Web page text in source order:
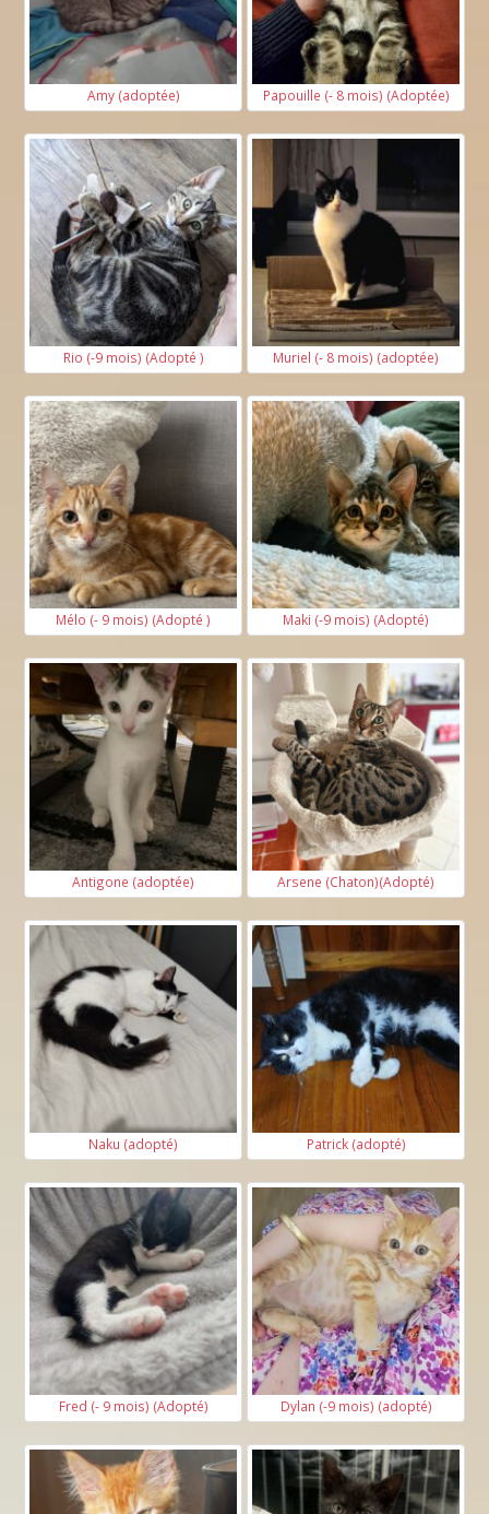
Amy (adoptée) Papouille (- 8 mois) (Adoptée)
Rio (-9 mois) (Adopté ) Muriel (- 8 mois) (adoptée)
Mélo (- 9 mois) (Adopté ) Maki (-9 mois) (Adopté)
Antigone (adoptée) Arsene (Chaton)(Adopté)
Naku (adopté) Patrick (adopté)
Fred (- 9 mois) (Adopté) Dylan (-9 mois) (adopté)